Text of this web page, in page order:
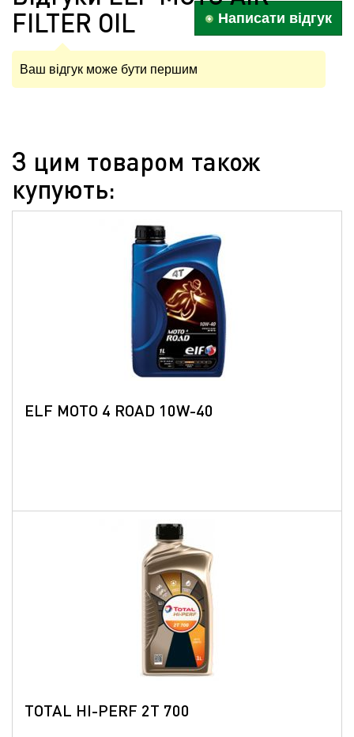
FILTER OIL
Написати відгук
Ваш відгук може бути першим
З цим товаром також
купують:
ELF MOTO 4 ROAD 10W-40
TOTAL HI-PERF 2T 700